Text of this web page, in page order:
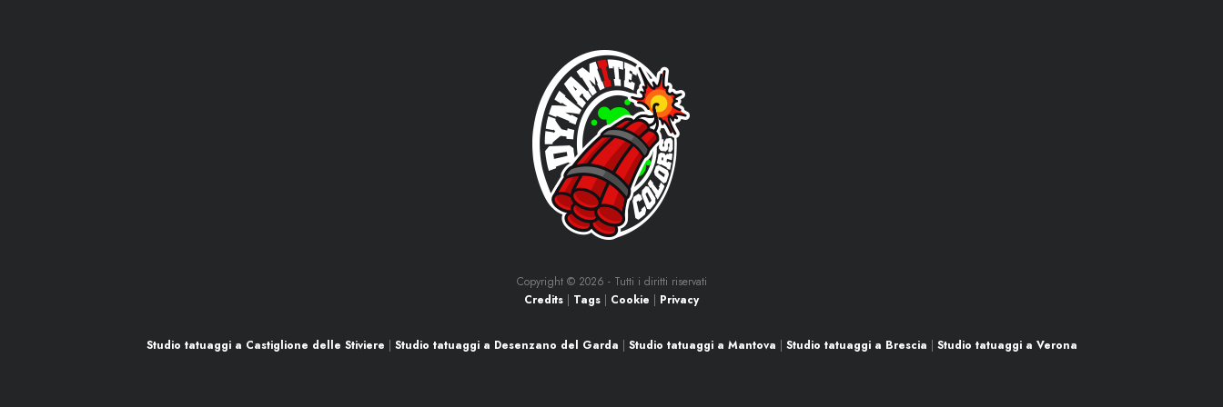
Copyright © 2026 - Tutti i diritti riservati
Credits | Tags | Cookie | Privacy
Studio tatuaggi a Castiglione delle Stiviere | Studio tatuaggi a Desenzano del Garda | Studio tatuaggi a Mantova | Studio tatuaggi a Brescia | Studio tatuaggi a Verona